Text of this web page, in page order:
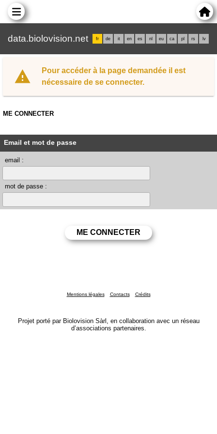
data.biolovision.net fr de it en es nl eu ca pl rs lv
Pour accéder à la page demandée il est
nécessaire de se connecter.
ME CONNECTER
Email et mot de passe
email :
mot de passe :
Mentions légales Contacts Crédits
Projet porté par Biolovision Sàrl, en collaboration avec un réseau
d’associations partenaires.